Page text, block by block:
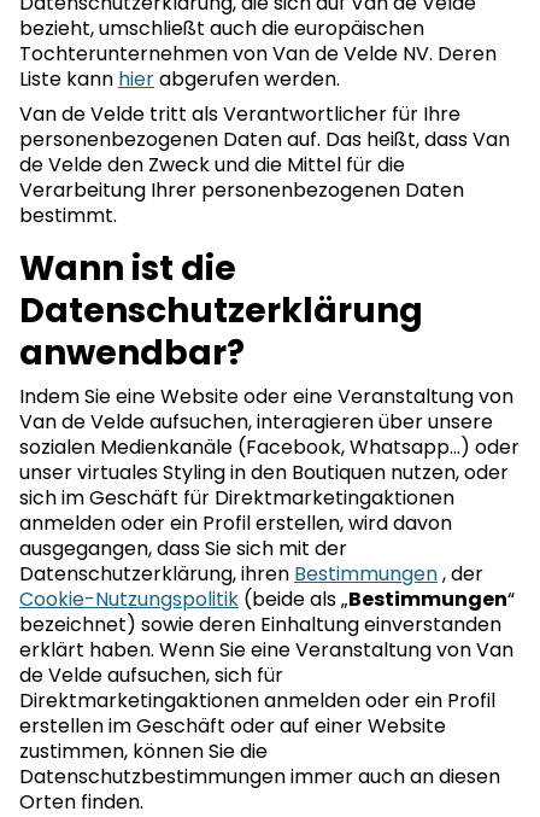
bezieht, umschließt auch die europäischen
Tochterunternehmen von Van de Velde NV. Deren
Liste kann hierabgerufen werden.
Van de Velde tritt als Verantwortlicher für Ihre
personenbezogenen Daten auf. Das heißt, dass Van
de Velde den Zweck und die Mittel für die
Verarbeitung Ihrer personenbezogenen Daten
bestimmt.
Wann ist die
Datenschutzerklärung
anwendbar?
Indem Sie eine Website oder eine Veranstaltung von
Van de Velde aufsuchen, interagieren über unsere
sozialen Medienkanäle (Facebook, Whatsapp...) oder
unser virtuales Styling in den Boutiquen nutzen, oder
sich im Geschäft für Direktmarketingaktionen
anmelden oder ein Profil erstellen, wird davon
ausgegangen, dass Sie sich mit der
Datenschutzerklärung, ihren Bestimmungen, der
Cookie-Nutzungspolitik (beide als „Bestimmungen“
bezeichnet) sowie deren Einhaltung einverstanden
erklärt haben. Wenn Sie eine Veranstaltung von Van
de Velde aufsuchen, sich für
Direktmarketingaktionen anmelden oder ein Profil
erstellen im Geschäft oder auf einer Website
zustimmen, können Sie die
Datenschutzbestimmungen immer auch an diesen
Orten finden.